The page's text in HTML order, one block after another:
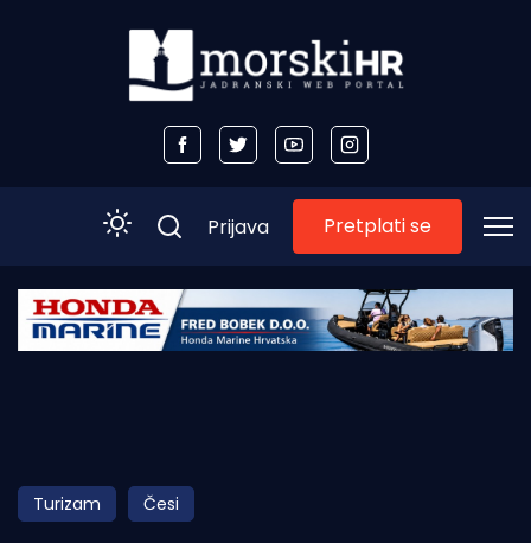
Početna
Obala
Otoci
Prijava Pretplati se
Turizam Česi